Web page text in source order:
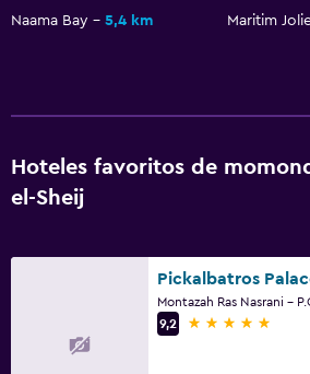
Naama Bay
5,4 km
Hoteles favoritos de
el-Sheij
9,2
5 estrellas